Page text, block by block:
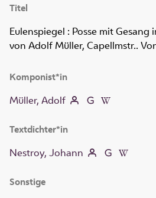
Titel
Eulenspiegel : Posse mit Gesang
von Adolf Müller, Capellmstr..
Komponist*in
Müller, Adolf
Textdichter*in
Nestroy, Johann
Sonstige